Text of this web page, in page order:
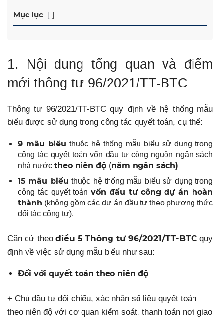
Mục lục
1. Nội dung tổng quan và điểm
mới thông tư 96/2021/TT-BTC
Thông tư 96/2021/TT-BTC quy định về hệ thống mẫu
biểu được sử dụng trong công tác quyết toán, cụ thể:
9 mẫu biểu thuộc hệ thống mẫu biểu sử dụng trong
công tác quyết toán vốn đầu tư công nguồn ngân sách
nhà nước theo niên độ (năm ngân sách)
15 mẫu biểu thuộc hệ thống mẫu biểu sử dụng trong
công tác quyết toánvốn đầu tư công dự án hoàn
thành (không gồm các dự án đầu tư theo phương thức
đối tác công tư).
Căn cứ theo điều 5 Thông tư 96/2021/TT-BTC quy
định về việc sử dụng mẫu biểu như sau:
Đối với quyết toán theo niên độ
+ Chủ đầu tư đối chiếu, xác nhận số liệu quyết toán
theo niên độ với cơ quan kiểm soát, thanh toán nơi giao